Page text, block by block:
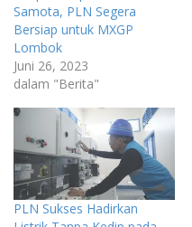
Samota, PLN Segera
Bersiap untuk MXGP
Lombok
Juni 26, 2023
dalam "Berita"
PLN Sukses Hadirkan